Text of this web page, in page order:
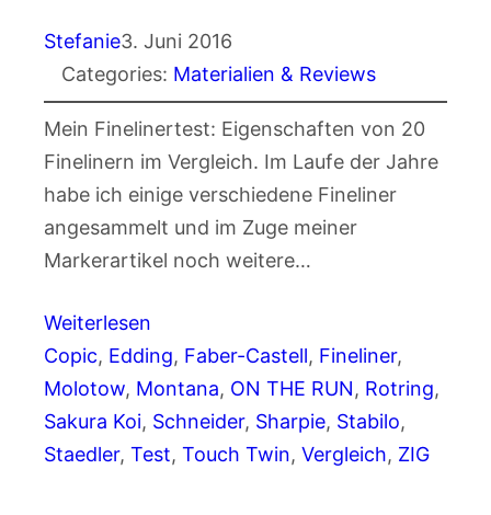
Stefanie3. Juni 2016
Categories: Materialien & Reviews
Mein Finelinertest: Eigenschaften von 20
Finelinern im Vergleich. Im Laufe der Jahre
habe ich einige verschiedene Fineliner
angesammelt und im Zuge meiner
Markerartikel noch weitere…
Weiterlesen
Copic, Edding, Faber-Castell, Fineliner
Molotow, Montana, ON THE RUN, Rotring
Sakura Koi, Schneider, Sharpie, Stabilo
Staedler, Test, Touch Twin, Vergleich, ZIG